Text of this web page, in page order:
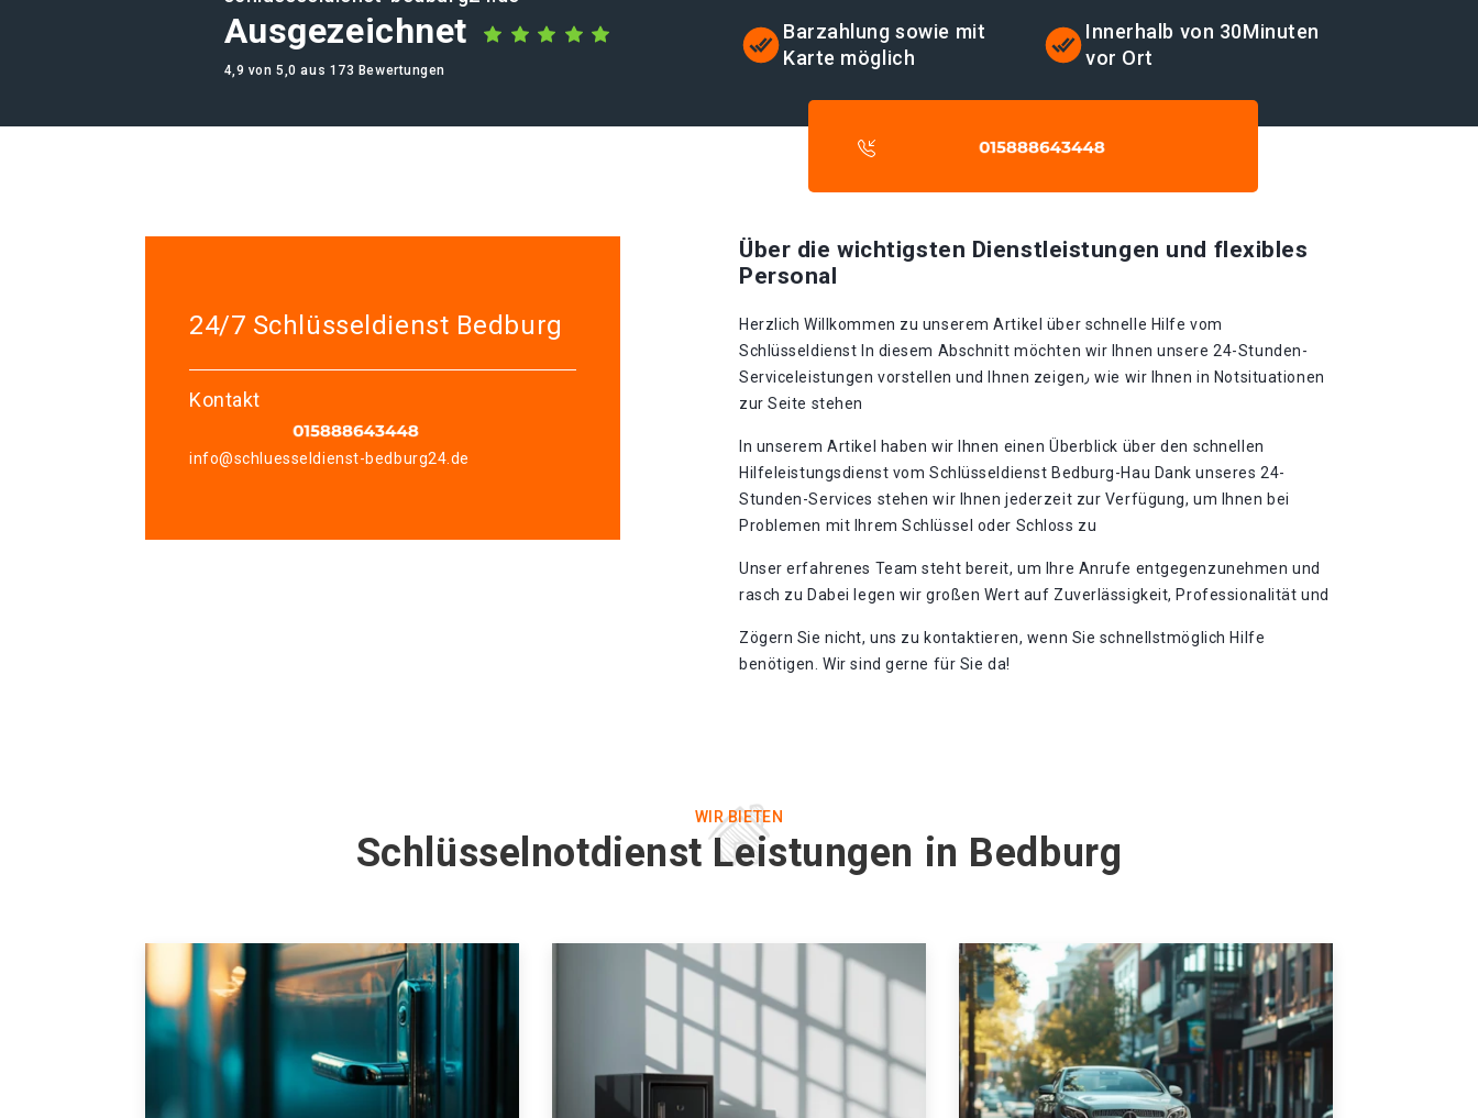
Ausgezeichnet
4,9 von 5,0 aus 173 Bewertungen
Barzahlung sowie mit
Karte möglich
Innerhalb von 30Minuten
vor Ort
24/7 Schlüsseldienst Bedburg
Kontakt
info@schluesseldienst-bedburg24.de
Über die wichtigsten Dienstleistungen und flexibles
Personal
Herzlich Willkommen zu unserem Artikel über schnelle Hilfe vom
Schlüsseldienst In diesem Abschnitt möchten wir Ihnen unsere 24-Stunden-
Serviceleistungen vorstellen und Ihnen zeigen٫ wie wir Ihnen in Notsituationen
zur Seite stehen
In unserem Artikel haben wir Ihnen einen Überblick über den schnellen
Hilfeleistungsdienst vom Schlüsseldienst Bedburg-Hau Dank unseres 24-
Stunden-Services stehen wir Ihnen jederzeit zur Verfügung, um Ihnen bei
Problemen mit Ihrem Schlüssel oder Schloss zu
Unser erfahrenes Team steht bereit, um Ihre Anrufe entgegenzunehmen und
rasch zu Dabei legen wir großen Wert auf Zuverlässigkeit, Professionalität und
Zögern Sie nicht, uns zu kontaktieren, wenn Sie schnellstmöglich Hilfe
benötigen. Wir sind gerne für Sie da!​
WIR BIETEN
Schlüsselnotdienst Leistungen in Bedburg